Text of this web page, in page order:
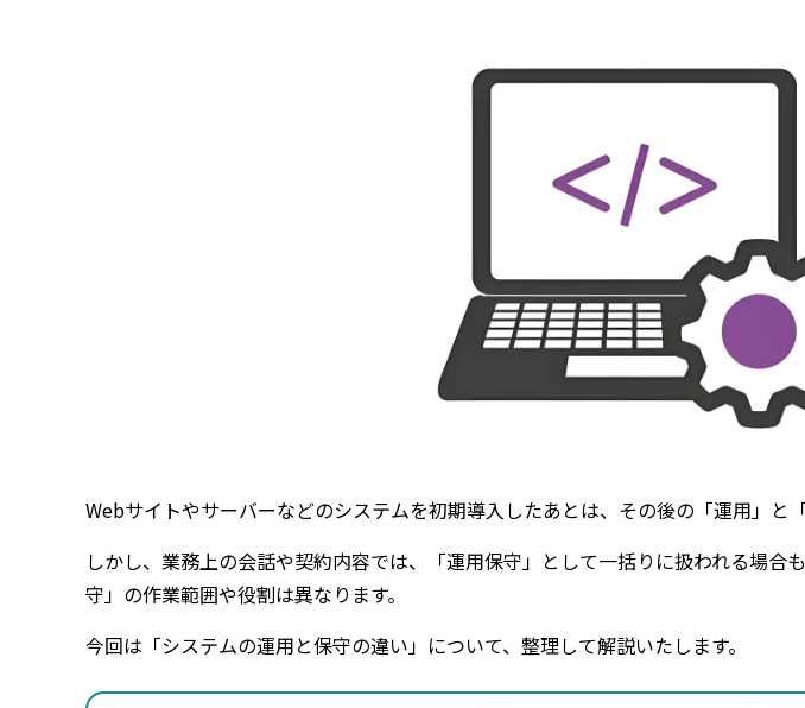
Webサイトやサーバーなどのシステムを初期導入したあとは、その後の「運用」と
しかし、業務上の会話や契約内容では、「運用保守」として一括りに扱われる場合
守」の作業範囲や役割は異なります。
今回は「システムの運用と保守の違い」について、整理して解説いたします。